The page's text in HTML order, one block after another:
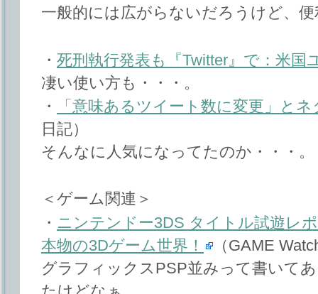
一般的には広がらないだろうけど、
・ 死刑執行発表も『Twitter』で：米国
凄い使い方も・・・。
・
「意味あるツイート数に変更」と
日記）
そんなに人気になってたのか・・・。
＜ゲーム関連＞
・ ニンテンドー3DS タイトル試遊レ
本物の3Dゲーム世界！
（GAME
グラフィックスPSP並みって書いて